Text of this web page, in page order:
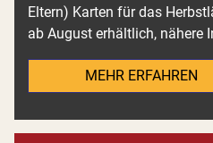
Eltern) Karten für das
ab August erhältlich, nähere
MEHR ERFAHREN